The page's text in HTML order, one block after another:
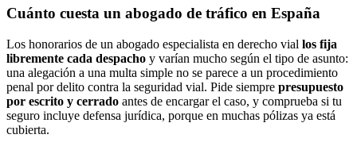
Cuánto cuesta un abogado de tráfico en España
Los honorarios de un abogado especialista en derecho vial los fija
libremente cada despacho y varían mucho según el tipo de asunto:
una alegación a una multa simple no se parece a un procedimiento
penal por delito contra la seguridad vial. Pide siempre presupuesto
por escrito y cerrado antes de encargar el caso, y comprueba si tu
seguro incluye defensa jurídica, porque en muchas pólizas ya está
cubierta.